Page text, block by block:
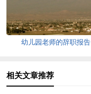
幼儿园老师的辞职报告
相关文章推荐